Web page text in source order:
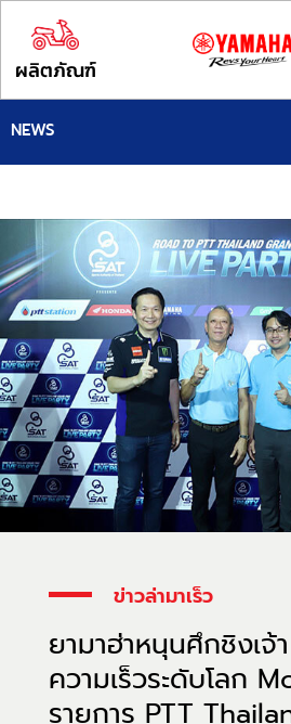
ผลิตภัณฑ์
NEWS
ข่าวล่ามาเร็ว
ยามาฮ่าหนุนศึกชิงเจ้า
ความเร็วระดับโลก
รายการ PTT